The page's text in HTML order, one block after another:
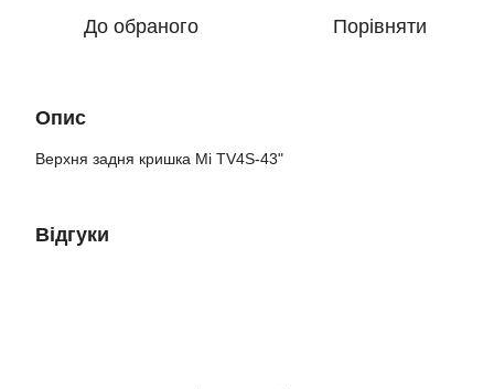
До обраного Порівняти
Опис
Верхня задня кришка Mi TV4S-43"
Відгуки